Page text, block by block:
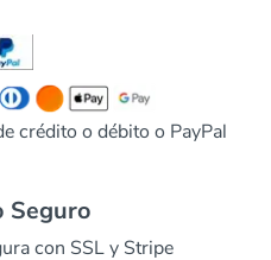
crédito o débito o PayPal
Seguro
con SSL y Stripe